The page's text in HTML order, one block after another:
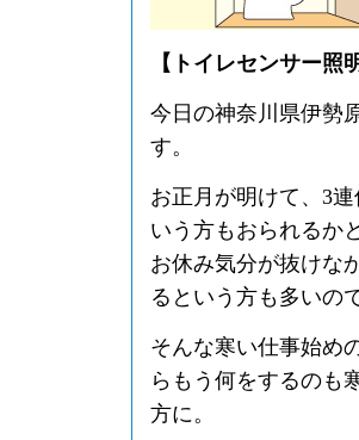
【トイレセンサー照
今日の神奈川県伊勢
す。
お正月が明けて、3
いう方もおられるか
お休み気分が抜けな
るという方も多いの
そんな寒い仕事始め
らもう何をするのも
方に。